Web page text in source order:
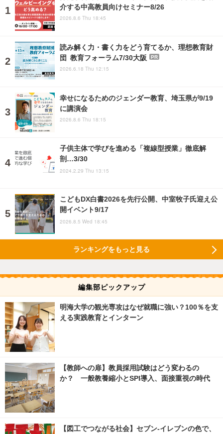
介する中高教員向けセミナー8/26
2026.8.6 Thu 18:45
読み解く力・書く力をどう育てるか、理想教育財
団 教育フォーラム7/30大阪
PR
2026.6.18 Thu 12:15
幸せになるためのジェンダー教育、埼玉県が9/19
に講演会
2026.8.6 Thu 18:15
子供主体で学びを進める「複線型授業」徹底解
剖…3/30
2024.2.29 Thu 13:15
こどもDX白書2026を先行公開、中室牧子氏迎え公
開イベント9/17
2026.8.5 Wed 18:45
ランキングをもっと見る
編集部ピックアップ
明海大学の観光専攻はなぜ就職に強い？100％を支
える実践教育とインターン
【教師への扉】教員採用試験はどう変わるの
か？ 一般教養縮小とSPI導入、面接重視の時代
【図工でつながる社会】セブン‐イレブンの色で、